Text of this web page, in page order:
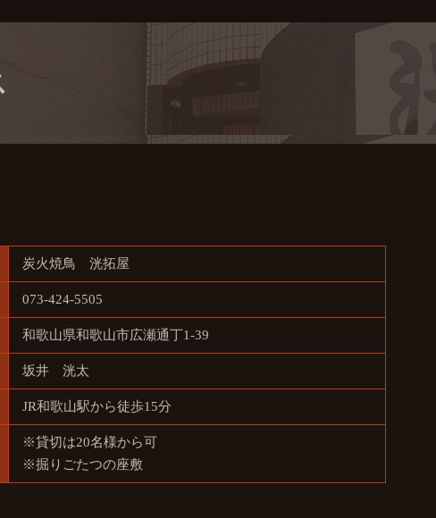
炭火焼鳥 洸拓屋
073-424-5505
和歌山県和歌山市広瀬通丁1-39
坂井 洸太
JR和歌山駅から徒歩15分
※貸切は20名様から可
※掘りごたつの座敷